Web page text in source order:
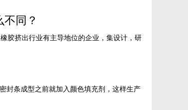
同？
胶挤出行业有主导地位的企业，集设计，研
封条成型之前就加入颜色填充剂，这样生产